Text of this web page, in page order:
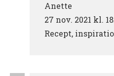
Anette
27 nov. 2021 kl.
Recept,